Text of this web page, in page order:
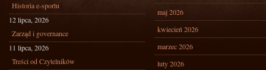
Historia e-sportu
12 lipca, 2026
Zarząd i governance
11 lipca, 2026
Treści od Czytelników
maj 2026
kwiecień 2026
marzec 2026
luty 2026